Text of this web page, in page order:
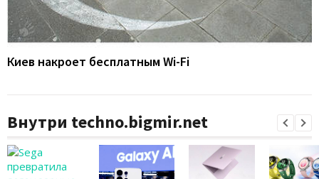
Киев накроет бесплатным Wi-Fi
Внутри techno.bigmir.net